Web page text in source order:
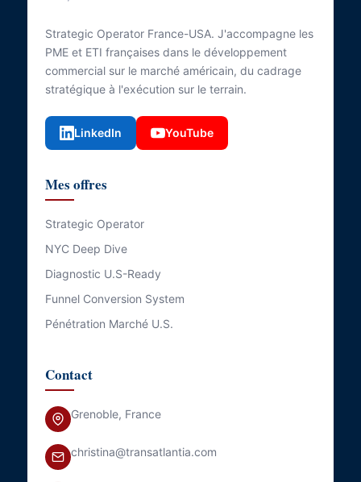
Strategic Operator France-USA. J'accompagne les
PME et ETI françaises dans le développement
commercial sur le marché américain, du cadrage
stratégique à l'exécution sur le terrain.
LinkedIn YouTube
Mes offres
Strategic Operator
NYC Deep Dive
Diagnostic U.S-Ready
Funnel Conversion System
Pénétration Marché U.S.
Contact
Grenoble, France
christina@transatlantia.com